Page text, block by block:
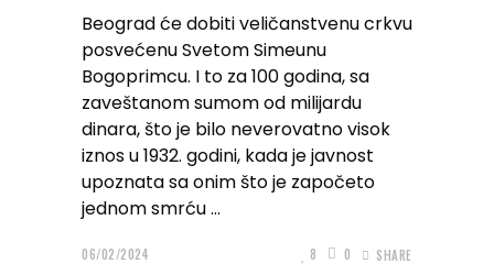
Beograd će dobiti veličanstvenu crkvu
posvećenu Svetom Simeunu
Bogoprimcu. I to za 100 godina, sa
zaveštanom sumom od milijardu
dinara, što je bilo neverovatno visok
iznos u 1932. godini, kada je javnost
upoznata sa onim što je započeto
jednom smrću
06/02/2024 8 0 SHARE